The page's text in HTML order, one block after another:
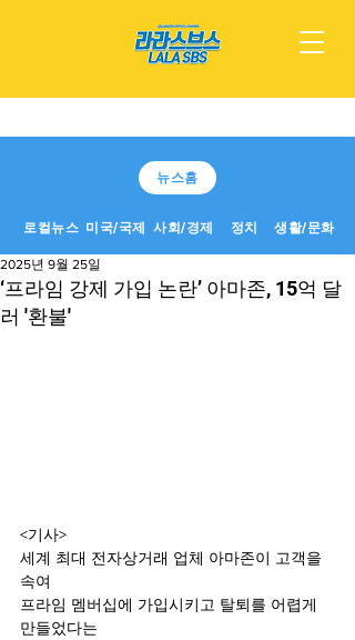
뉴스홈
로컬뉴스 미국/국제 사회/경제 정치 생활/문화
‘프라임 강제 가입 논란’ 아마존, 15억 달
러 '환불'
2025년 9월 25일
<기사>
세계 최대 전자상거래 업체 아마존이 고객을
속여
프라임 멤버십에 가입시키고 탈퇴를 어렵게
만들었다는